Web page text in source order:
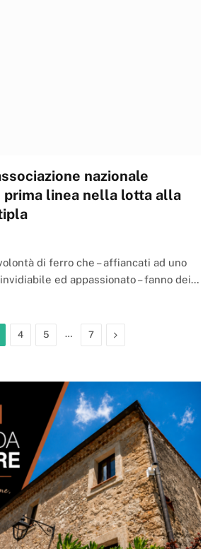
nazionale
prima linea nella lotta alla
di ferro che – affiancati ad uno
ed appassionato – fanno dei…
4 5 … 7 Next